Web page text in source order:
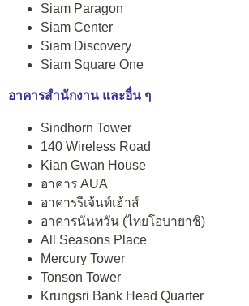
Siam Paragon
Siam Center
Siam Discovery
Siam Square One
อาคารสำนักงาน และอื่น ๆ
Sindhorn Tower
140 Wireless Road
Kian Gwan House
อาคาร AUA
อาคารรีเจ้นท์เฮ้าส์
อาคารนันทวัน (ไทยโอบายาชิ)
All Seasons Place
Mercury Tower
Tonson Tower
Krungsri Bank Head Quarter